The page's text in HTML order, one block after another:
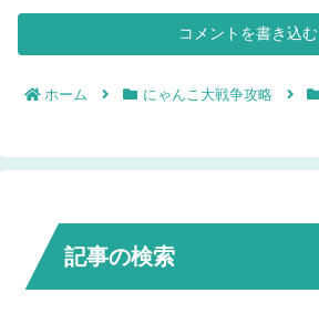
コメントを書き込む
ホーム にゃんこ大戦争攻略
記事の検索